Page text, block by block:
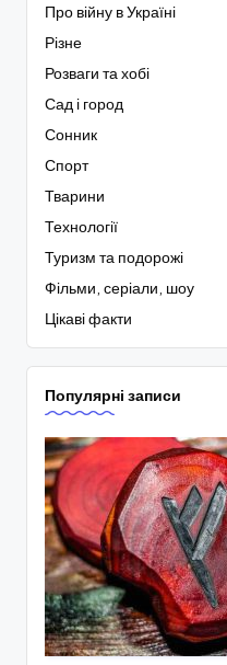
Про війну в Україні
Різне
Розваги та хобі
Сад і город
Сонник
Спорт
Тварини
Технології
Туризм та подорожі
Фільми, серіали, шоу
Цікаві факти
Популярні записи